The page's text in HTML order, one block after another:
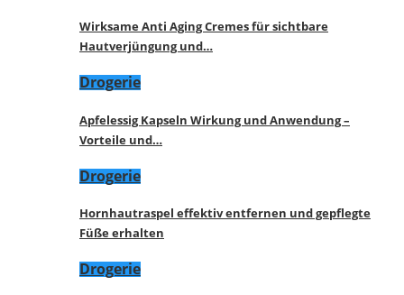
Wirksame Anti Aging Cremes für sichtbare
Hautverjüngung und…
Drogerie
Apfelessig Kapseln Wirkung und Anwendung –
Vorteile und…
Drogerie
Hornhautraspel effektiv entfernen und gepflegte
Füße erhalten
Drogerie